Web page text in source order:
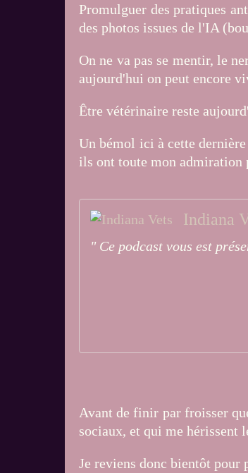
Promulguer des pratiques
des photos issues de l'IA
On ne va pas se mentir, le
aujourd'hui on peut encore
Être vétérinaire reste
Un bémol ici à cette
ils ont toute mon admiration
Indiana
" Ce podcast vous est
Avant de finir par froisser
sociaux, et qui me hérissent
Je reviens donc bientôt pour